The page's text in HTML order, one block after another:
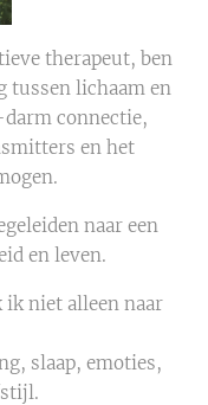
therapeut, ben
tussen lichaam en
connectie,
en het
naar een
en leven.
niet alleen naar
slaap, emoties,